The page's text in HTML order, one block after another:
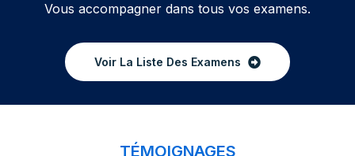
Vous accompagner dans tous vos examens.
Voir La Liste Des Examens
TÉMOIGNAGES